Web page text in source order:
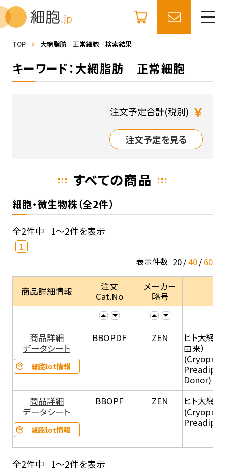
TOP 大網脂肪 正常細胞 検索結果
キーワード：大網脂肪 正常細胞
注文予定合計(税別) ￥
注文予定を見る
すべての商品
細胞・微生物株（全2件）
全2件中 1～2件を表示
1
表示件数 20 40 60
商品詳細情報
注文
Cat.No
メーカー
略号
商品詳細
データシート
細胞lot情報
BBOPDF ZEN
ヒト大網
由来）
Donor)
商品詳細
データシート
細胞lot情報
BBOPF ZEN
ヒト大網
全2件中 1～2件を表示